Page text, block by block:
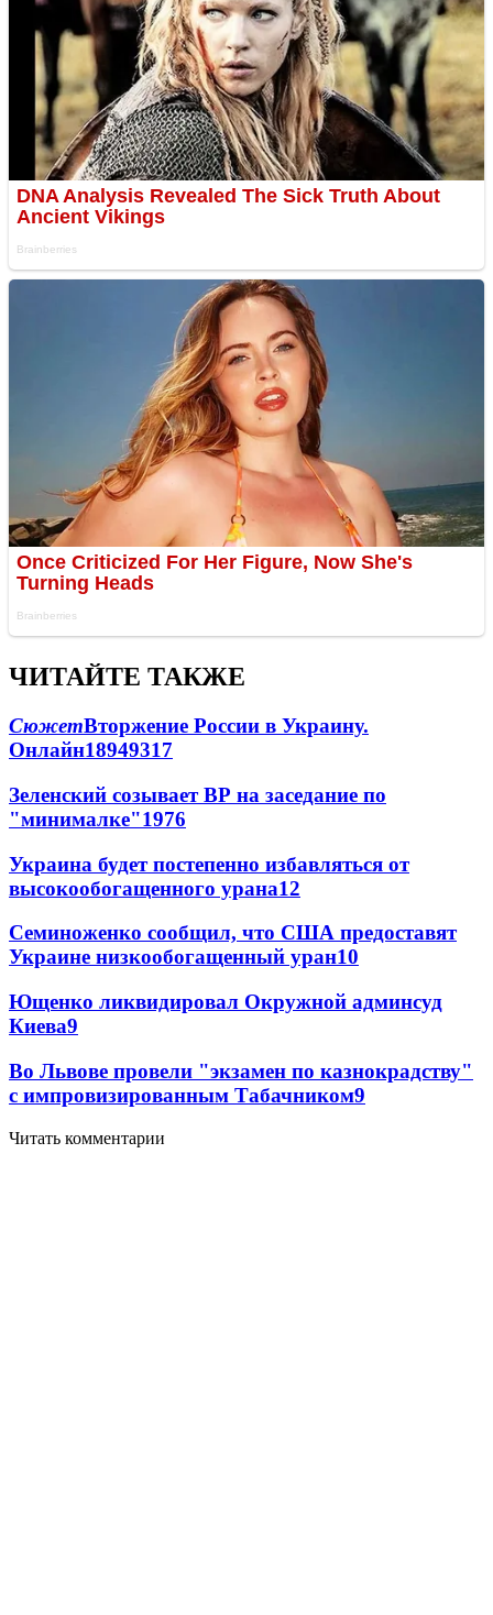
ЧИТАЙТЕ ТАКЖЕ
СюжетВторжение России в Украину.
Онлайн18949317
Зеленский созывает ВР на заседание по
"минималке"1976
Украина будет постепенно избавляться от
высокообогащенного урана12
Семиноженко сообщил, что США предоставят
Украине низкообогащенный уран10
Ющенко ликвидировал Окружной админсуд
Киева9
Во Львове провели "экзамен по казнокрадству"
с импровизированным Табачником9
Читать комментарии